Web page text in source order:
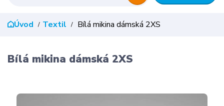
Úvod Textil Bílá mikina dámská 2XS
Bílá mikina dámská 2XS